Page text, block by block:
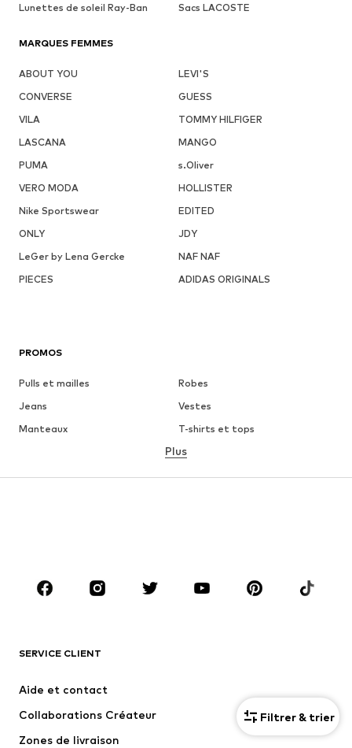
Filtrer & trier
Lunettes de soleil Ray-Ban
Sacs LACOSTE
MARQUES FEMMES
ABOUT YOU
LEVI'S
CONVERSE
GUESS
VILA
TOMMY HILFIGER
LASCANA
MANGO
PUMA
s.Oliver
VERO MODA
HOLLISTER
Nike Sportswear
EDITED
ONLY
JDY
LeGer by Lena Gercke
NAF NAF
PIECES
ADIDAS ORIGINALS
PROMOS
Pulls et mailles
Robes
Jeans
Vestes
Manteaux
T-shirts et tops
Lingerie
Jupes
Blouses et tuniques
Accessoires
Premium
Nouveautés
Pulls et mailles
Plus
SERVICE CLIENT
Aide et contact
Collaborations Créateur
Zones de livraison